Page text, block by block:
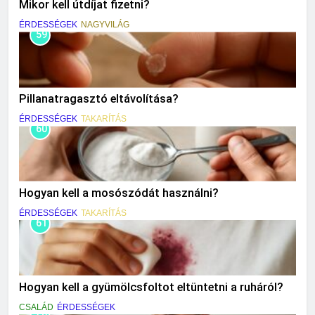
Mikor kell útdíjat fizetni?
ÉRDESSÉGEK NAGYVILÁG
59
Pillanatragasztó eltávolítása?
ÉRDESSÉGEK TAKARÍTÁS
60
Hogyan kell a mosószódát használni?
ÉRDESSÉGEK TAKARÍTÁS
61
Hogyan kell a gyümölcsfoltot eltüntetni a ruháról?
CSALÁD ÉRDESSÉGEK